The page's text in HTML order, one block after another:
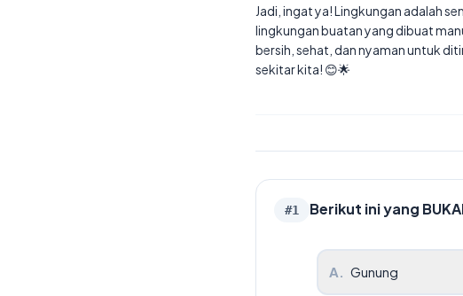
Jadi, ingat ya! Lingkungan adalah
lingkungan buatan yang dibuat
bersih, sehat, dan nyaman untuk
sekitar kita! 😊🌟
#1 Berikut ini yang
A. Gunung